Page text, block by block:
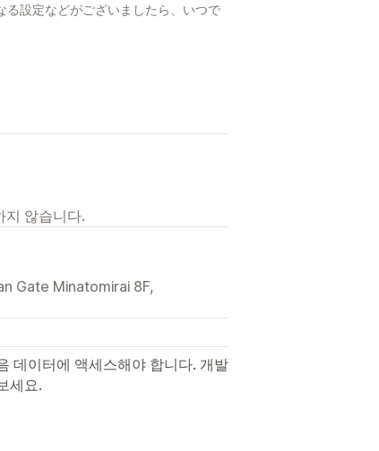
設定などがございましたら、いつで
지 않습니다.
Gate Minatomirai 8F,
데이터에 액세스해야 합니다. 개발
세요.